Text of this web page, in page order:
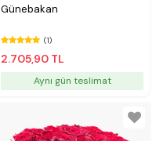
Günebakan
(1)
2.705,90 TL
Aynı gün teslimat